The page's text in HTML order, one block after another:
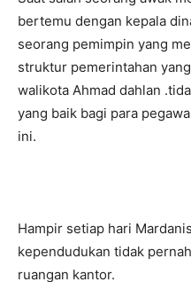
bertemu dengan kepala
seorang pemimpin yang
struktur pemerintahan
walikota Ahmad dahlan
yang baik bagi para
ini.
Hampir setiap hari
kependudukan tidak
ruangan kantor.